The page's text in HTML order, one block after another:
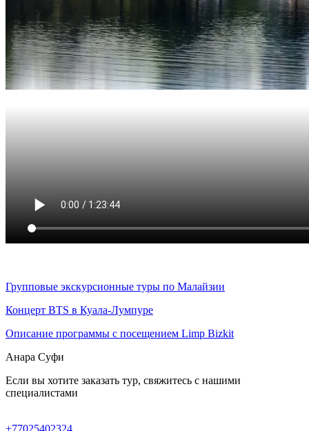
Групповые экскурсионные туры по Малайзии
Концерт BTS в Куала-Лумпуре
Описание программы с посещением Limp Bizkit
Анара Суфи
Если вы хотите заказать тур, свяжитесь с нашими
специалистами
+77025402324